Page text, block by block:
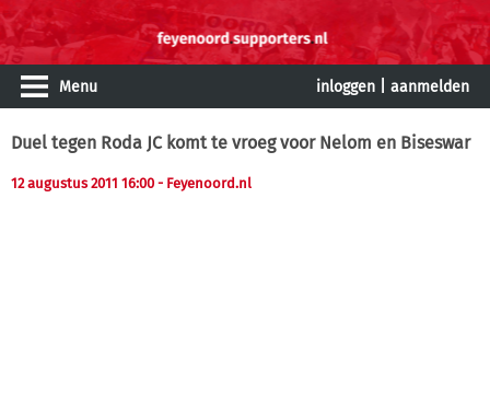
Menu inloggen aanmelden
Duel tegen Roda JC komt te vroeg voor Nelom en Biseswar
12 augustus 2011 16:00 - Feyenoord.nl